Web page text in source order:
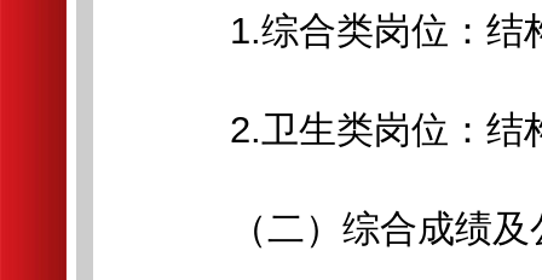
1.综合类岗位：结
2.卫生类岗位：结
（二）综合成绩及